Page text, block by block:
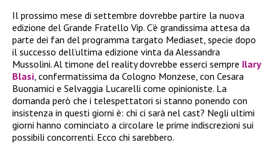
Il prossimo mese di settembre dovrebbe partire la nuova
edizione del Grande Fratello Vip. C’è grandissima attesa da
parte dei fan del programma targato Mediaset, specie dopo
il successo dell’ultima edizione vinta da Alessandra
Mussolini. Al timone del reality dovrebbe esserci sempre Ilary
Blasi , confermatissima da Cologno Monzese, con Cesara
Buonamici e Selvaggia Lucarelli come opinioniste. La
domanda però che i telespettatori si stanno ponendo con
insistenza in questi giorni è: chi ci sarà nel cast? Negli ultimi
giorni hanno cominciato a circolare le prime indiscrezioni sui
possibili concorrenti. Ecco chi sarebbero.